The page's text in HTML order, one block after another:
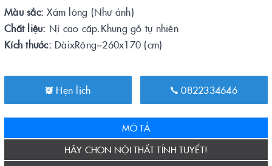
Màu sắc:Xám lông (Như ảnh)
Chất liệu: Nỉ cao cấp.Khung gỗ tự nhiên
Kích thước: DàixRộng=260x170 (cm)
Hẹn lịch 0822334646
MÔ TẢ
HÃY CHỌN NỘI THẤT TÍNH TUYẾT!